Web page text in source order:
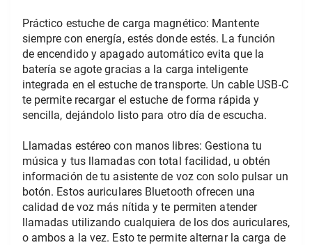
Práctico estuche de carga magnético: Mantente
siempre con energía, estés donde estés. La función
de encendido y apagado automático evita que la
batería se agote gracias a la carga inteligente
integrada en el estuche de transporte. Un cable USB-C
te permite recargar el estuche de forma rápida y
sencilla, dejándolo listo para otro día de escucha.
Llamadas estéreo con manos libres: Gestiona tu
música y tus llamadas con total facilidad, u obtén
información de tu asistente de voz con solo pulsar un
botón. Estos auriculares Bluetooth ofrecen una
calidad de voz más nítida y te permiten atender
llamadas utilizando cualquiera de los dos auriculares,
o ambos a la vez. Esto te permite alternar la carga de